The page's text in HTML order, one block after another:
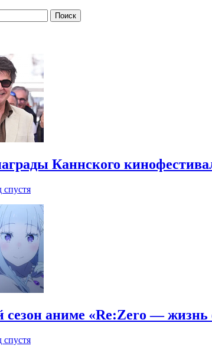
Каннского
спустя
аниме «Re:Zero — жизнь
спустя